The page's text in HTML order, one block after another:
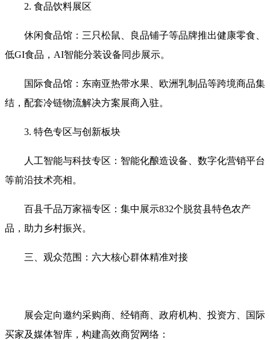
2. 食品饮料展区‌
休闲食品馆‌：三只松鼠、良品铺子等品牌推出健康零食、
低GI食品，AI智能分装设备同步展示‌。
国际食品馆‌：东南亚热带水果、欧洲乳制品等跨境商品集
结，配套冷链物流解决方案展商入驻‌。
3. 特色专区与创新板块‌
人工智能与科技专区‌：智能化酿造设备、数字化营销平台
等前沿技术亮相‌。
百县千品万家福专区‌：集中展示832个脱贫县特色农产
品，助力乡村振兴‌。
三、观众范围：六大核心群体精准对接‌
展会定向邀约‌采购商、经销商、政府机构、投资方、国际
买家及媒体智库‌，构建高效商贸网络‌：